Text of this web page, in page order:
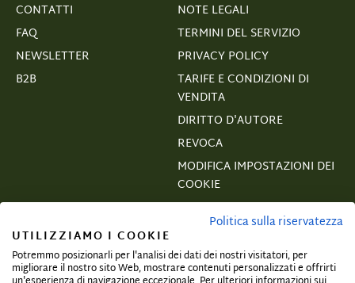
CONTATTI
FAQ
NEWSLETTER
B2B
NOTE LEGALI
TERMINI DEL SERVIZIO
PRIVACY POLICY
TARIFE E CONDIZIONI DI
VENDITA
DIRITTO D'AUTORE
REVOCA
MODIFICA IMPOSTAZIONI DEI
COOKIE
VERTRAGSWIDERRUF
Politica sulla riservatezza
UTILIZZIAMO I COOKIE
Potremmo posizionarli per l'analisi dei dati dei nostri visitatori, per
migliorare il nostro sito Web, mostrare contenuti personalizzati e offrirti